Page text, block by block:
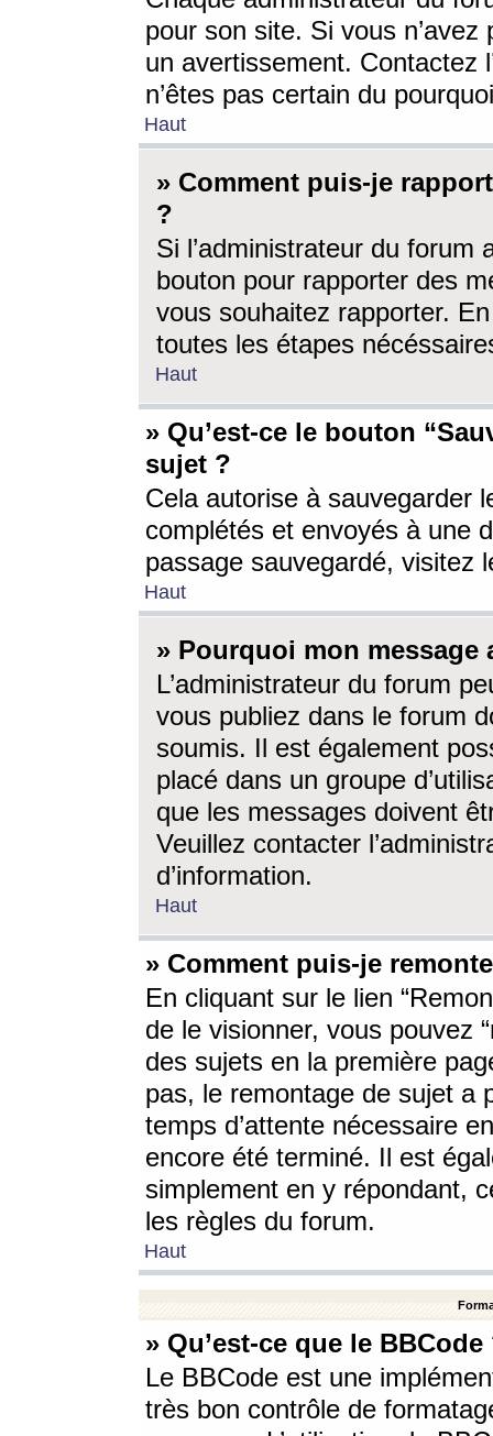
pour son site. Si vous
un avertissement. Contactez
n’êtes pas certain du
Haut
» Comment puis-je
?
Si l’administrateur du forum
bouton pour rapporter des
vous souhaitez rapporter.
toutes les étapes
Haut
» Qu’est-ce le bouton
sujet ?
Cela autorise à sauvegarder
complétés et envoyés à une
passage sauvegardé, visitez
Haut
» Pourquoi mon message
L’administrateur du forum
vous publiez dans le forum
soumis. Il est également
placé dans un groupe
que les messages doivent
Veuillez contacter
d’information.
Haut
» Comment puis-je
En cliquant sur le lien
de le visionner, vous pouvez
des sujets en la première
pas, le remontage de sujet a
temps d’attente nécessaire
encore été terminé. Il est
simplement en y répondant,
les règles du forum.
Haut
» Qu’est-ce que le BBCode
Le BBCode est une
très bon contrôle de